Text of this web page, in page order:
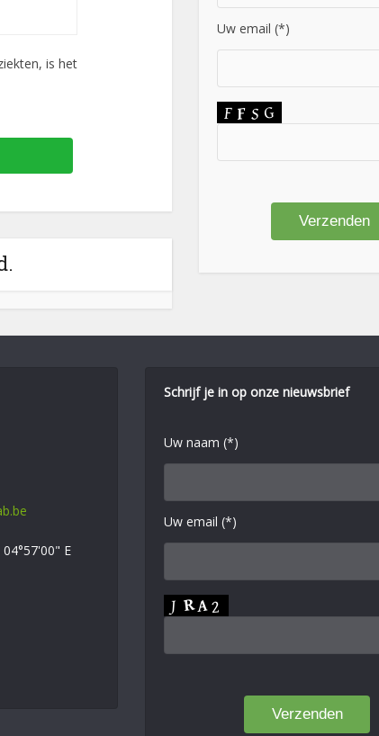
is het
Uw email (*)
E
Schrijf je in op onze nieuwsbrief
Uw naam (*)
Uw email (*)